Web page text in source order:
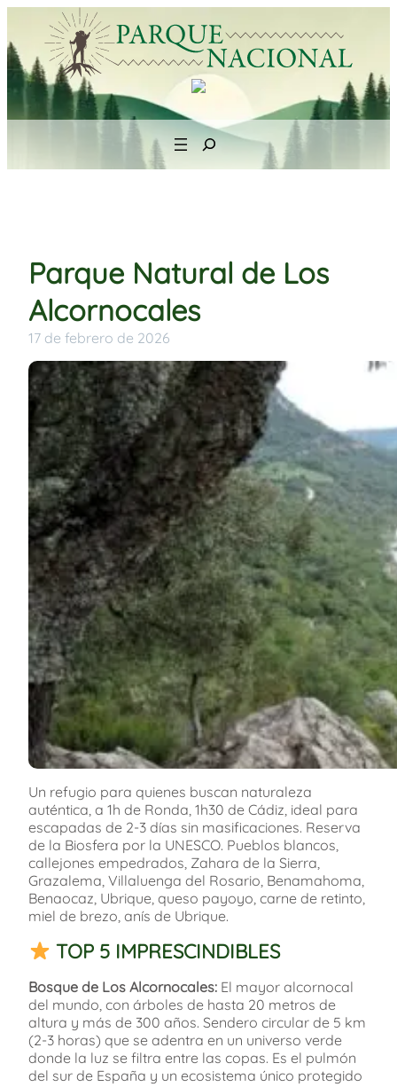
contenido
Search
Parque Natural de Los
Alcornocales
17 de febrero de 2026
Un refugio para quienes buscan naturaleza
auténtica, a 1h de Ronda, 1h30 de Cádiz, ideal para
escapadas de 2-3 días sin masificaciones. Reserva
de la Biosfera por la UNESCO. Pueblos blancos,
callejones empedrados, Zahara de la Sierra,
Grazalema, Villaluenga del Rosario, Benamahoma,
Benaocaz, Ubrique, queso payoyo, carne de retinto,
miel de brezo, anís de Ubrique.
TOP 5 IMPRESCINDIBLES
Bosque de Los Alcornocales: El mayor alcornocal
del mundo, con árboles de hasta 20 metros de
altura y más de 300 años. Sendero circular de 5 km
(2-3 horas) que se adentra en un universo verde
donde la luz se filtra entre las copas. Es el pulmón
del sur de España y un ecosistema único protegido